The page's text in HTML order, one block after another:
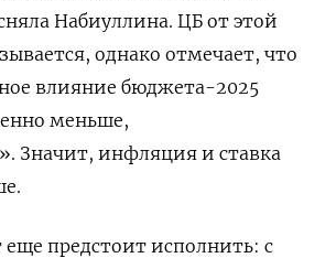
Набиуллина. ЦБ от этой
однако отмечает, что
влияние бюджета-2025
меньше,
Значит, инфляция и ставка
предстоит исполнить: с